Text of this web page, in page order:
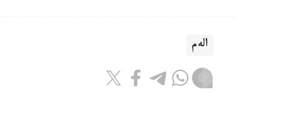
الەم